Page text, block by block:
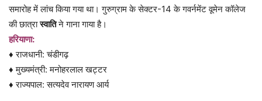
समारोह में लांच किया गया था। गुरुग्राम के सेक्टर-14 के गवर्नमेंट वूमेन कॉलेज
की छात्रास्वातिने गाना गाया है।
हरियाणा:
♦ राजधानी: चंडीगढ़
♦ मुख्यमंत्री: मनोहरलाल खट्टर
♦ राज्यपाल: सत्यदेव नारायण आर्य